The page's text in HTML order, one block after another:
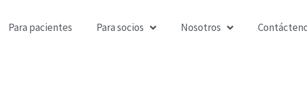
Para pacientes Para socios Nosotros